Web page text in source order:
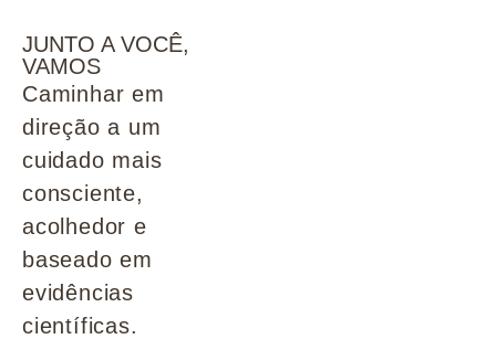
JUNTO A VOCÊ,
VAMOS
Caminhar em
direção a um
cuidado mais
consciente,
acolhedor e
baseado em
evidências
científicas.